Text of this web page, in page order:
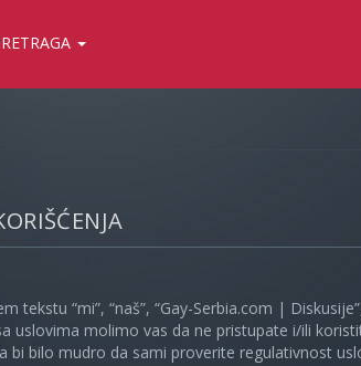
tekstu “mi”, “naš”, “Gay-Serbia.com |
uslovima molimo vas da ne pristupate i/ili
bilo mudro da sami proverite regulativnost